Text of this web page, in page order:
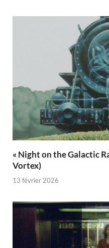
« Night on the Galactic
Vortex)
13 février 2026